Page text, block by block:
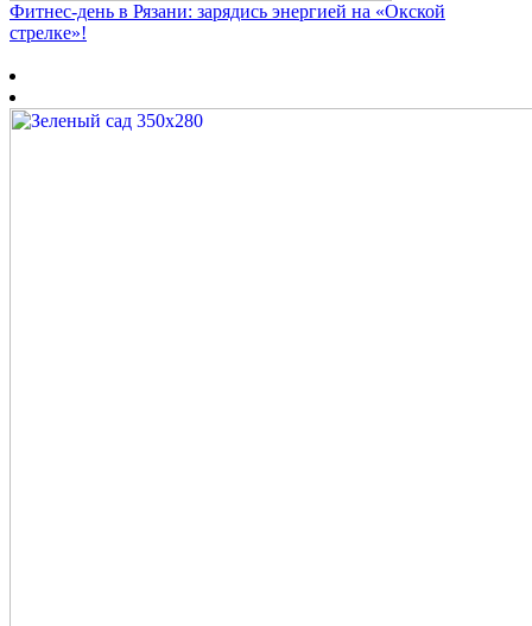
Фитнес‑день в Рязани: зарядись энергией на «Окской
стрелке»!